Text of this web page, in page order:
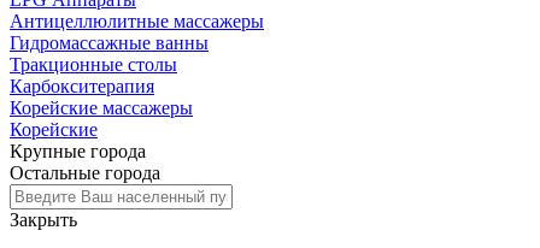
Антицеллюлитные массажеры
Гидромассажные ванны
Тракционные столы
Карбокситерапия
Корейские массажеры
Корейские
Крупные города
Остальные города
Закрыть